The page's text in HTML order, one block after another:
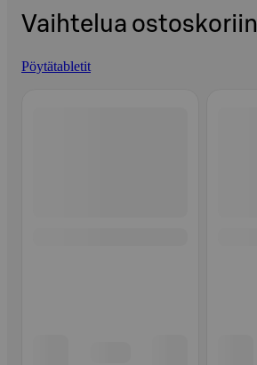
Vaihtelua ostoskoriin
Pöytätabletit